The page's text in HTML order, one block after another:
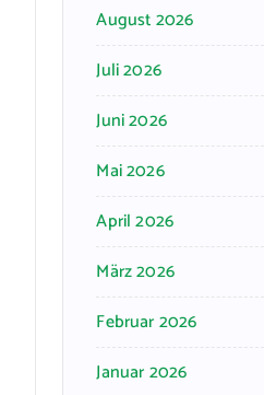
August 2026
Juli 2026
Juni 2026
Mai 2026
April 2026
März 2026
Februar 2026
Januar 2026